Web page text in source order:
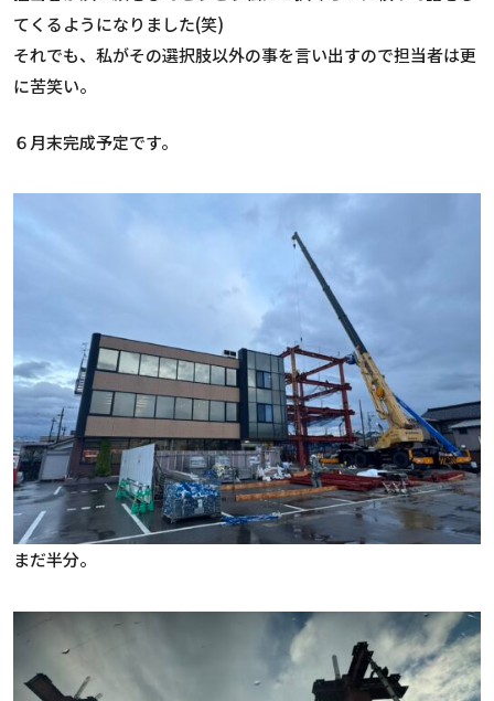
てくるようになりました(笑)
それでも、私がその選択肢以外の事を言い出すので担当者は更
に苦笑い。
６月末完成予定です。
まだ半分。